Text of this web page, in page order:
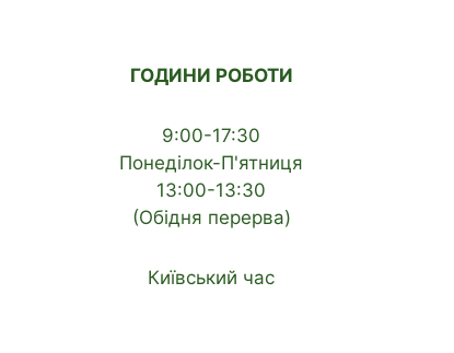
ГОДИНИ РОБОТИ
9:00-17:30
Понеділок-П'ятниця
13:00-13:30
(Обідня перерва)
Київський час